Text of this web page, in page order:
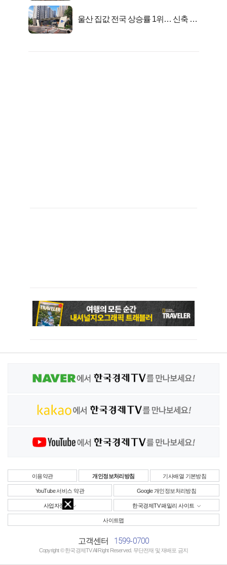
울산 집값 전국 상승률 1위… 신축 지
이용약관 개인정보처리방침 기사배열 기본방침
YouTube 서비스 약관 Google 개인정보처리방침
사업자정보 한국경제TV 패밀리 사이트
사이트맵
고객센터 1599-0700
Copyright © 한국경제TV All Right Reserved. 무단전재 및 재배포 금지